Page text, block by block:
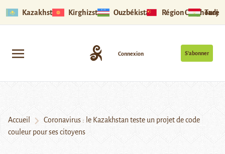
Kazakhstan Kirghizstan Ouzbékistan Région Ouïghoure
S’abonner
Connexion
Accueil
Coronavirus : le Kazakhstan teste un projet de code
couleur pour ses citoyens